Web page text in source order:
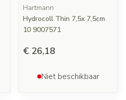
Hartmann
Hydrocoll Thin 7,5x 7,5cm
10 9007571
€ 26,18
Niet beschikbaar